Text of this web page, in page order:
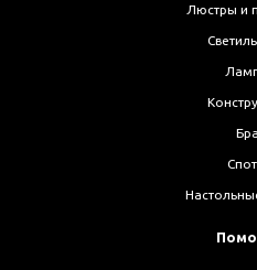
Люстры и
Бра